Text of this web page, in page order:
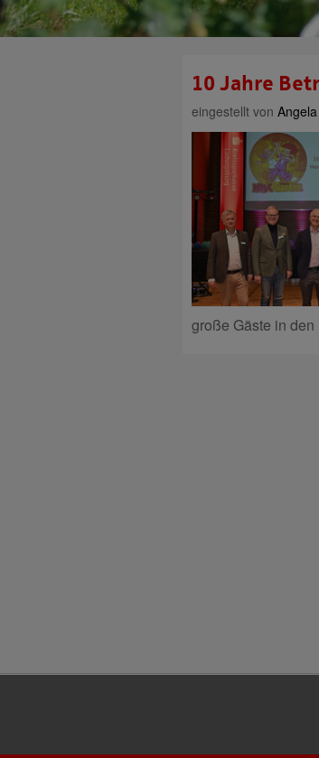
10 Jahre
eingestellt von
große Gäste in den